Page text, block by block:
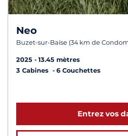
Neo
Buzet-sur-Baïse (34 km de
2025
13.45 mètres
3 Cabines
6 Couchettes
Entrez vos